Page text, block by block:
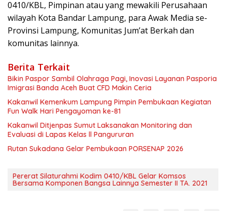
0410/KBL, Pimpinan atau yang mewakili Perusahaan
wilayah Kota Bandar Lampung, para Awak Media se-
Provinsi Lampung, Komunitas Jum’at Berkah dan
komunitas lainnya.
Berita Terkait
Bikin Paspor Sambil Olahraga Pagi, Inovasi Layanan Pasporia
Imigrasi Banda Aceh Buat CFD Makin Ceria
Kakanwil Kemenkum Lampung Pimpin Pembukaan Kegiatan
Fun Walk Hari Pengayoman ke-81
Kakanwil Ditjenpas Sumut Laksanakan Monitoring dan
Evaluasi di Lapas Kelas ll Pangururan
Rutan Sukadana Gelar Pembukaan PORSENAP 2026
Pererat Silaturahmi Kodim 0410/KBL Gelar Komsos
Bersama Komponen Bangsa Lainnya Semester II TA. 2021